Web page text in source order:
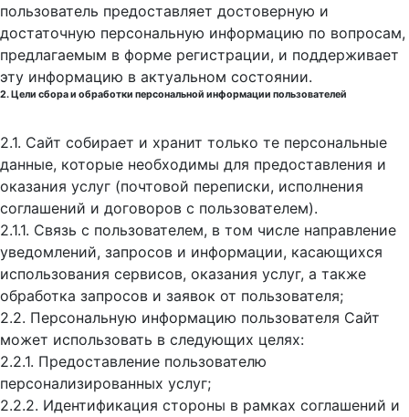
пользователь предоставляет достоверную и
достаточную персональную информацию по вопросам,
предлагаемым в форме регистрации, и поддерживает
эту информацию в актуальном состоянии.
2. Цели сбора и обработки персональной информации пользователей
2.1. Сайт собирает и хранит только те персональные
данные, которые необходимы для предоставления и
оказания услуг (почтовой переписки, исполнения
соглашений и договоров с пользователем).
2.1.1. Связь с пользователем, в том числе направление
уведомлений, запросов и информации, касающихся
использования сервисов, оказания услуг, а также
обработка запросов и заявок от пользователя;
2.2. Персональную информацию пользователя Сайт
может использовать в следующих целях:
2.2.1. Предоставление пользователю
персонализированных услуг;
2.2.2. Идентификация стороны в рамках соглашений и